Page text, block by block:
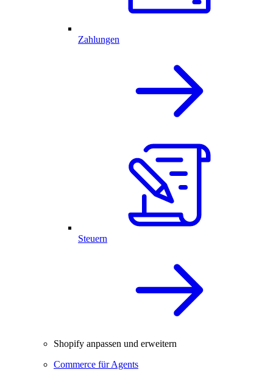
Zahlungen
Steuern
Shopify anpassen und erweitern
Commerce für Agents